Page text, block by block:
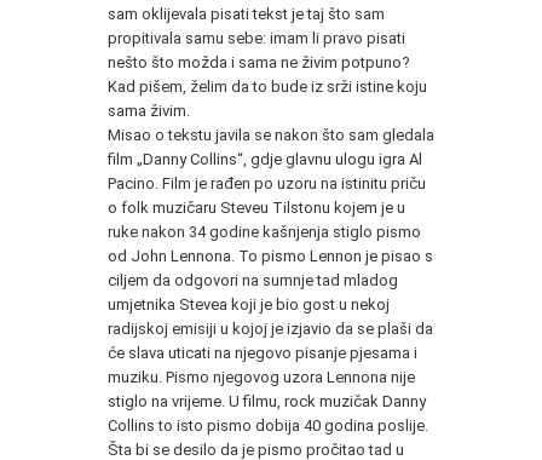
sam oklijevala pisati tekst je taj što sam
propitivala samu sebe: imam li pravo pisati
nešto što možda i sama ne živim potpuno?
Kad pišem, želim da to bude iz srži istine koju
sama živim.
Misao o tekstu javila se nakon što sam gledala
film „Danny Collins“, gdje glavnu ulogu igra Al
Pacino. Film je rađen po uzoru na istinitu priču
o folk muzičaru Steveu Tilstonu kojem je u
ruke nakon 34 godine kašnjenja stiglo pismo
od John Lennona. To pismo Lennon je pisao s
ciljem da odgovori na sumnje tad mladog
umjetnika Stevea koji je bio gost u nekoj
radijskoj emisiji u kojoj je izjavio da se plaši da
će slava uticati na njegovo pisanje pjesama i
muziku. Pismo njegovog uzora Lennona nije
stiglo na vrijeme. U filmu, rock muzičak Danny
Collins to isto pismo dobija 40 godina poslije.
Šta bi se desilo da je pismo pročitao tad u